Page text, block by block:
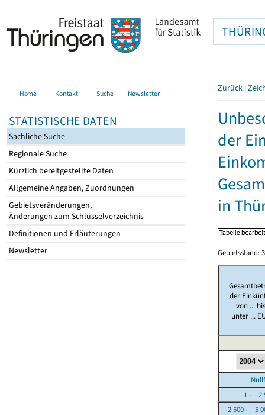
Home Kontakt Suche Newsletter
STATISTISCHE DATEN
Sachliche Suche
Regionale Suche
Kürzlich bereitgestellte Daten
Allgemeine Angaben, Zuordnungen
Gebietsveränderungen,
Änderungen zum Schlüsselverzeichnis
Definitionen und Erläuterungen
Newsletter
Zurück |
der
in
Gebietsstand:
der
von ...
unter ...
1 - 2
2 500 - 5